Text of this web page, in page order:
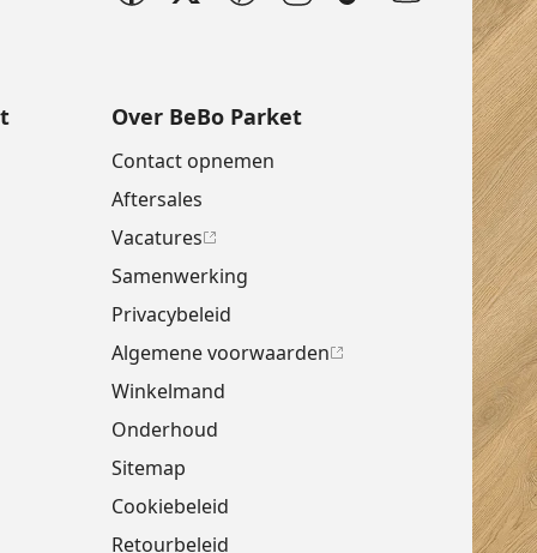
Over BeBo Parket
Contact opnemen
Aftersales
Vacatures
Samenwerking
Privacybeleid
Algemene voorwaarden
Winkelmand
Onderhoud
Sitemap
Cookiebeleid
Retourbeleid